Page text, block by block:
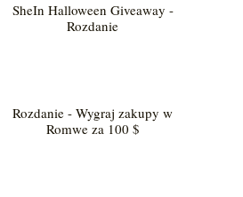
SheIn Halloween Giveaway -
Rozdanie
Rozdanie - Wygraj zakupy w
Romwe za 100 $